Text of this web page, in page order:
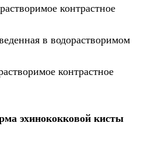
контрастное
в водорастворимом
контрастное
эхинококковой кисты